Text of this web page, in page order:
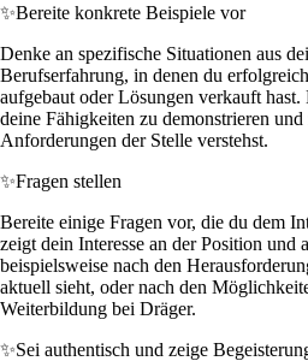
✨Bereite konkrete Beispiele vor
Denke an spezifische Situationen aus
Berufserfahrung, in denen du
aufgebaut oder Lösungen verkauft
deine Fähigkeiten zu demonstrieren und
Anforderungen der Stelle verstehst.
✨Fragen stellen
Bereite einige Fragen vor, die du dem
zeigt dein Interesse an der Position und
beispielsweise nach den
aktuell sieht, oder nach den
Weiterbildung bei Dräger.
✨Sei authentisch und zeige